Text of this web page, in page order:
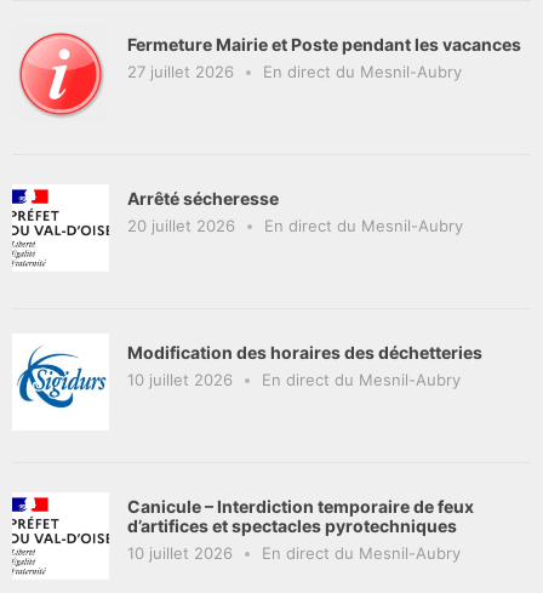
Fermeture Mairie et Poste pendant les vacances
27 juillet 2026 En direct du Mesnil-Aubry
Arrêté sécheresse
20 juillet 2026 En direct du Mesnil-Aubry
Modification des horaires des déchetteries
10 juillet 2026 En direct du Mesnil-Aubry
Canicule – Interdiction temporaire de feux
d’artifices et spectacles pyrotechniques
10 juillet 2026 En direct du Mesnil-Aubry